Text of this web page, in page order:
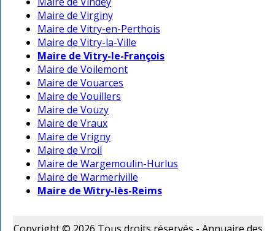
Maire de Virginy
Maire de Vitry-en-Perthois
Maire de Vitry-la-Ville
Maire de Vitry-le-François
Maire de Voilemont
Maire de Vouarces
Maire de Vouillers
Maire de Vouzy
Maire de Vraux
Maire de Vrigny
Maire de Vroil
Maire de Wargemoulin-Hurlus
Maire de Warmeriville
Maire de Witry-lès-Reims